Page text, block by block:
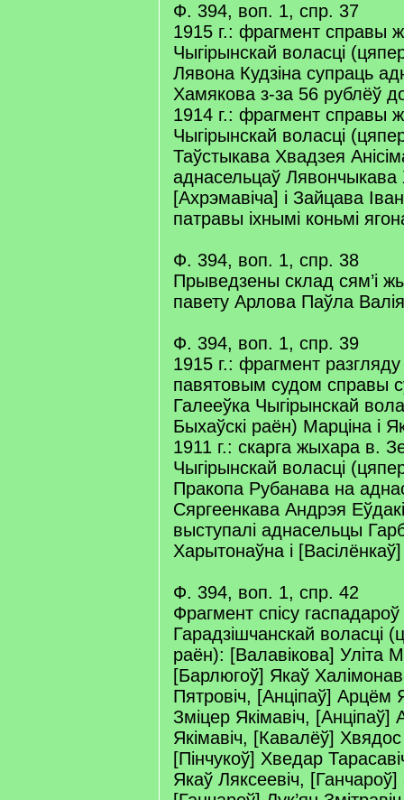
Ф. 394, воп. 1, спр. 37
1915 г.: фрагмент справы
Чыгірынскай воласці
Лявона Кудзіна супраць
Хамякова з-за 56 рублёў
1914 г.: фрагмент справы
Чыгірынскай воласці
Таўстыкава Хвадзея
аднасельцаў Лявончыкава
[Ахрэмавіча] і Зайцава
патравы іхнымі коньмі
Ф. 394, воп. 1, спр. 38
Прыведзены склад сям’і
павету Арлова Паўла
Ф. 394, воп. 1, спр. 39
1915 г.: фрагмент разгляду
павятовым судом справы
Галееўка Чыгірынскай
Быхаўскі раён) Марціна і
1911 г.: скарга жыхара в.
Чыгірынскай воласці
Пракопа Рубанава на
Сяргеенкава Андрэя
выступалі аднасельцы
Харытонаўна і
Ф. 394, воп. 1, спр. 42
Фрагмент спісу
Гарадзішчанскай воласці
раён): [Валавікова] Уліта
[Барлюгоў] Якаў
Пятровіч, [Анціпаў] Арцём
Зміцер Якімавіч, [Анціпаў]
Якімавіч, [Кавалёў]
[Пінчукоў] Хведар
Якаў Ляксеевіч, [Ганчароў]